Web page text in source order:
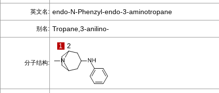
英文名: endo-N-Phenzyl-endo-3-aminotropane
别名: Tropane,3-anilino-
分子结构:
1 2